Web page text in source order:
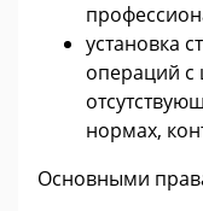
установка
операций
нормах,
Основными